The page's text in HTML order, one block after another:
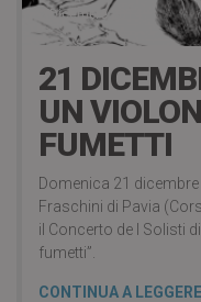
2 Dicembre 2014
21
UN
FUMETTI
Domenica 21
Fraschini di Pavia
il Concerto de I Solisti
fumetti”.
CONTINUA A LEGGERE